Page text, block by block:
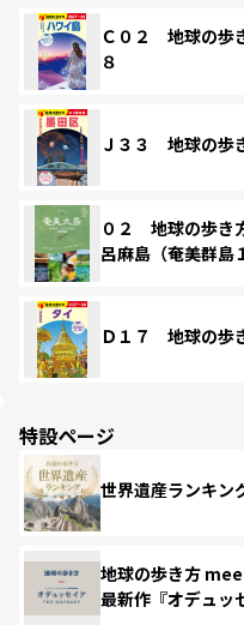
Ｃ０２ 地球の歩
８
Ｊ３３ 地球の歩
０２ 地球の歩
呂麻島（奄美群
Ｄ１７ 地球の歩
特設ページ
世界遺産ランキン
地球の歩き方
最新作『オデュッ